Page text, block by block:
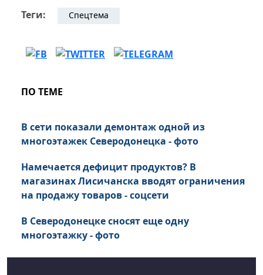
Теги: Спецтема
ПО ТЕМЕ
В сети показали демонтаж одной из
многоэтажек Северодонецка - фото
Намечается дефицит продуктов? В
магазинах Лисичанска вводят ограничения
на продажу товаров - соцсети
В Северодонецке сносят еще одну
многоэтажку - фото